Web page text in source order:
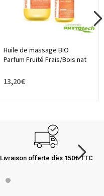
Huile de massage BIO
Parfum Fruité Frais/Bois nat
13,20 €
Livraison offerte dès 150€ TTC